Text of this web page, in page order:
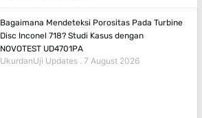
Bagaimana Mendeteksi Porositas Pada Turbine
Disc Inconel 718? Studi Kasus dengan
NOVOTEST UD4701PA
UkurdanUji Updates 7 August 2026